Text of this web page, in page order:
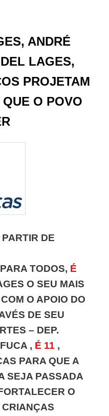
ANDRÉ
LAGES,
PROJETAM
O POVO
PARTIR DE
TODOS, É
O SEU MAIS
COM O APOIO DO
DE SEU
– DEP.
, É 11 ,
PARA QUE A
SEJA PASSADA
O